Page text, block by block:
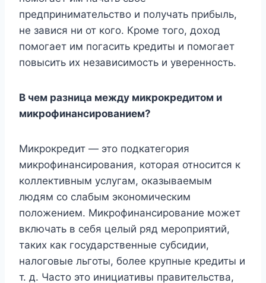
предпринимательство и получать прибыль,
не завися ни от кого. Кроме того, доход
помогает им погасить кредиты и помогает
повысить их независимость и уверенность.
В чем разница между микрокредитом и
микрофинансированием?
Микрокредит — это подкатегория
микрофинансирования, которая относится к
коллективным услугам, оказываемым
людям со слабым экономическим
положением. Микрофинансирование может
включать в себя целый ряд мероприятий,
таких как государственные субсидии,
налоговые льготы, более крупные кредиты и
т. д. Часто это инициативы правительства,